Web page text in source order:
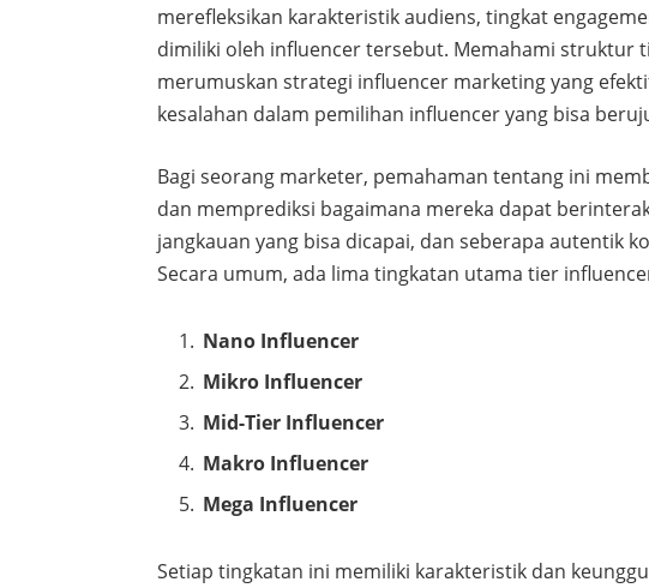
merefleksikan karakteristik audiens, tingkat
dimiliki oleh influencer tersebut. Memahami struktur
merumuskan strategi influencer marketing yang
kesalahan dalam pemilihan influencer yang bisa
Bagi seorang marketer, pemahaman tentang ini
dan memprediksi bagaimana mereka dapat
jangkauan yang bisa dicapai, dan seberapa autentik
Secara umum, ada lima tingkatan utama tier
Nano Influencer
Mikro Influencer
Mid-Tier Influencer
Makro Influencer
Mega Influencer
Setiap tingkatan ini memiliki karakteristik dan